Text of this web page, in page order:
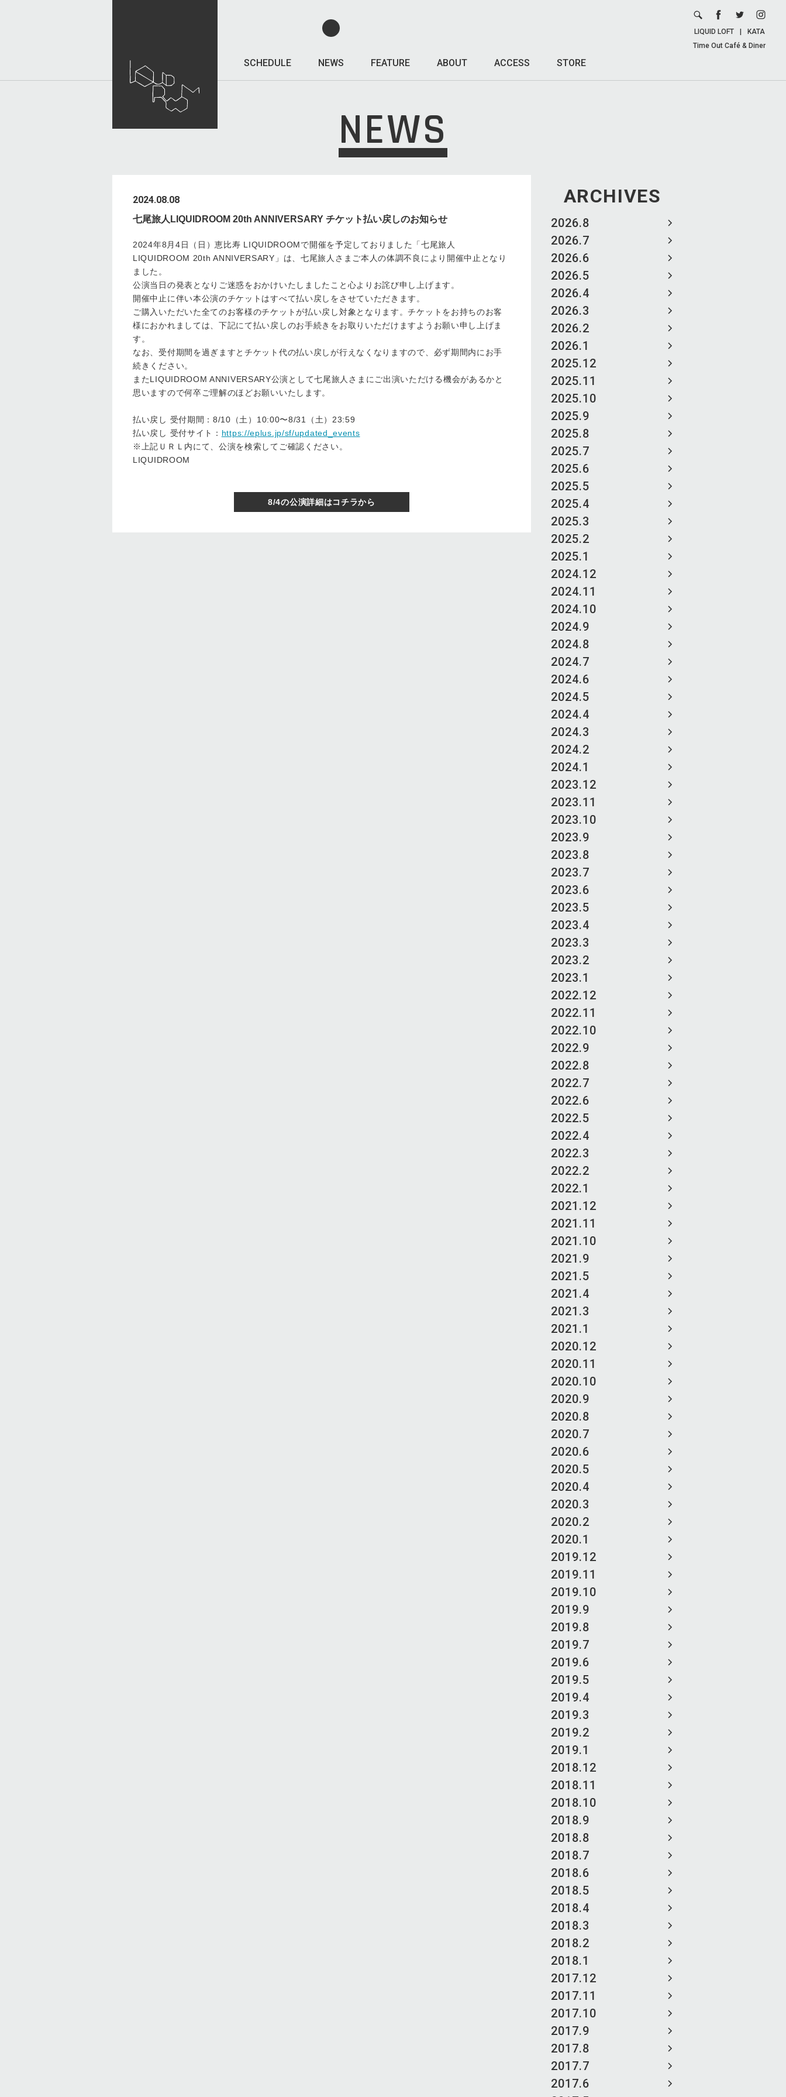
SCHEDULE NEWS FEATURE ABOUT ACCESS STORE
LIQUID LOFT
KATA
Time Out Café & Diner
NEWS
ARCHIVES
2026.8
2026.7
2026.6
2026.5
2026.4
2026.3
2026.2
2026.1
2025.12
2025.11
2025.10
2025.9
2025.8
2025.7
2025.6
2025.5
2025.4
2025.3
2025.2
2025.1
2024.12
2024.11
2024.10
2024.9
2024.8
2024.7
2024.6
2024.5
2024.4
2024.3
2024.2
2024.1
2023.12
2023.11
2023.10
2023.9
2023.8
2023.7
2023.6
2023.5
2023.4
2023.3
2023.2
2023.1
2022.12
2022.11
2022.10
2022.9
2022.8
2022.7
2022.6
2022.5
2022.4
2022.3
2022.2
2022.1
2021.12
2021.11
2021.10
2021.9
2021.5
2021.4
2021.3
2021.1
2020.12
2020.11
2020.10
2020.9
2020.8
2020.7
2020.6
2020.5
2020.4
2020.3
2020.2
2020.1
2019.12
2019.11
2019.10
2019.9
2019.8
2019.7
2019.6
2019.5
2019.4
2019.3
2019.2
2019.1
2018.12
2018.11
2018.10
2018.9
2018.8
2018.7
2018.6
2018.5
2018.4
2018.3
2018.2
2018.1
2017.12
2017.11
2017.10
2017.9
2017.8
2017.7
2017.6
2024.08.08
七尾旅人LIQUIDROOM 20th ANNIVERSARY チケット払い戻しのお知らせ
2024年8月4日（日）恵比寿 LIQUIDROOMで開催を予定しておりました「七尾旅人
LIQUIDROOM 20th ANNIVERSARY」は、七尾旅人さまご本人の体調不良により開催中止となり
ました。
公演当日の発表となりご迷惑をおかけいたしましたこと心よりお詫び申し上げます。
開催中止に伴い本公演のチケットはすべて払い戻しをさせていただきます。
ご購入いただいた全てのお客様のチケットが払い戻し対象となります。チケットをお持ちのお客
様におかれましては、下記にて払い戻しのお手続きをお取りいただけますようお願い申し上げま
す。
なお、受付期間を過ぎますとチケット代の払い戻しが行えなくなりますので、必ず期間内にお手
続きください。
またLIQUIDROOM ANNIVERSARY公演として七尾旅人さまにご出演いただける機会があるかと
思いますので何卒ご理解のほどお願いいたします。
払い戻し 受付期間：8/10（土）10:00〜8/31（土）23:59
払い戻し 受付サイト： https://eplus.jp/sf/updated_events
※上記ＵＲＬ内にて、公演を検索してご確認ください。
LIQUIDROOM
8/4の公演詳細はコチラから